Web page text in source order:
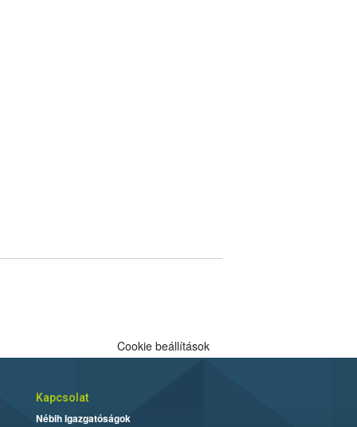
Cookie beállítások
Kapcsolat
Nébih Igazgatóságok